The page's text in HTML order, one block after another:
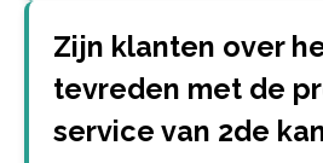
Zijn klanten over
tevreden met de
service van 2de